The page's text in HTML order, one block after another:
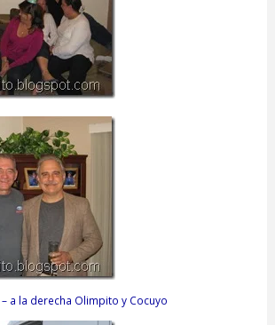
a la derecha Olimpito y Cocuyo